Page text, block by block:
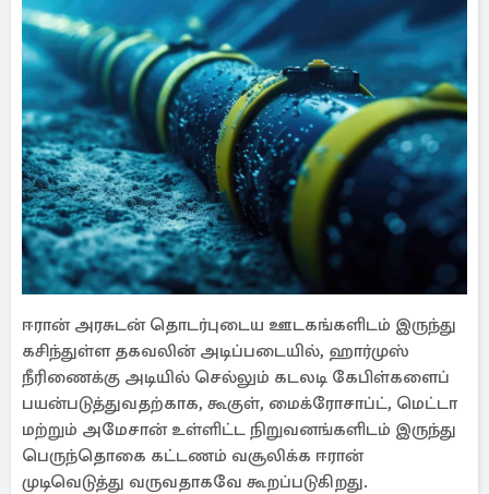
ஈரான் அரசுடன் தொடர்புடைய ஊடகங்களிடம் இருந்து
கசிந்துள்ள தகவலின் அடிப்படையில், ஹார்முஸ்
நீரிணைக்கு அடியில் செல்லும் கடலடி கேபிள்களைப்
பயன்படுத்துவதற்காக, கூகுள், மைக்ரோசாப்ட், மெட்டா
மற்றும் அமேசான் உள்ளிட்ட நிறுவனங்களிடம் இருந்து
பெருந்தொகை கட்டணம் வசூலிக்க ஈரான்
முடிவெடுத்து வருவதாகவே கூறப்படுகிறது.